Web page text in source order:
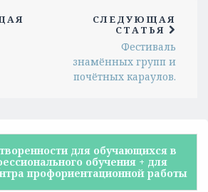
СЛЕДУЮЩАЯ
СТАТЬЯ
Фестиваль
знамённых групп и
почётных караулов.
для обучающихся в
обучения + для
профориентационной работы